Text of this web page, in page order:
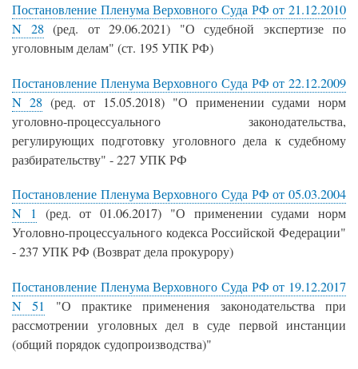
Постановление Пленума Верховного Суда РФ от 21.12.2010
N 28(ред. от 29.06.2021) "О судебной экспертизе по
уголовным делам" (ст. 195 УПК РФ)
Постановление Пленума Верховного Суда РФ от 22.12.2009
N 28(ред. от 15.05.2018) "О применении судами норм
уголовно-процессуального законодательства,
регулирующих подготовку уголовного дела к судебному
разбирательству" - 227 УПК РФ
Постановление Пленума Верховного Суда РФ от 05.03.2004
N 1 (ред. от 01.06.2017) "О применении судами норм
Уголовно-процессуального кодекса Российской Федерации"
- 237 УПК РФ (Возврат дела прокурору)
Постановление Пленума Верховного Суда РФ от 19.12.2017
N 51 "О практике применения законодательства при
рассмотрении уголовных дел в суде первой инстанции
(общий порядок судопроизводства)"